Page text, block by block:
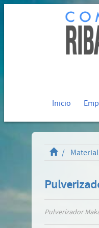
Inicio
Pulverizador